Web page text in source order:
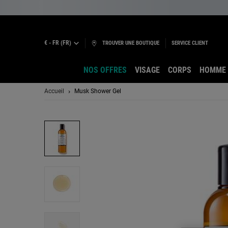
€ - FR (FR) TROUVER UNE BOUTIQUE SERVICE CLIENT
NOS OFFRES VISAGE CORPS HOMME
Accueil Musk Shower Gel